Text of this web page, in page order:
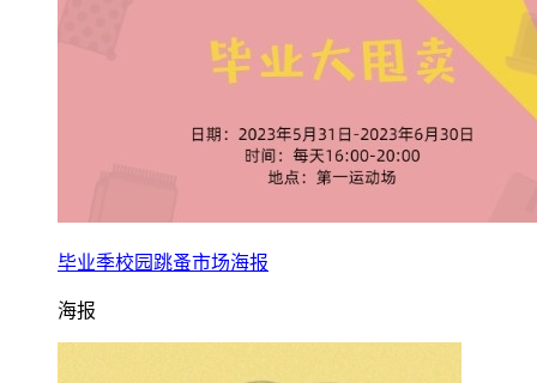
毕业季校园跳蚤市场海报
海报